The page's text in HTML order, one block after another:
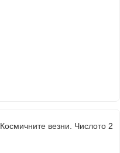
Космичните везни. Числото 2